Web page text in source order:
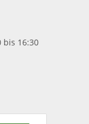
bis 16:30